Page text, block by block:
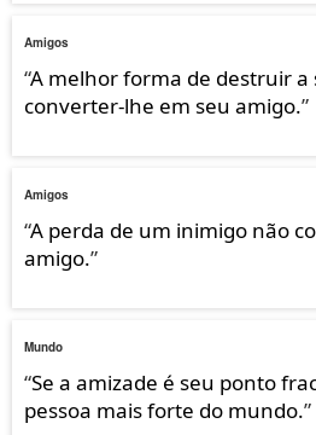
Amigos
“A melhor forma de destruir a
converter-lhe em seu amigo.”
Amigos
“A perda de um inimigo não
amigo.”
Mundo
“Se a amizade é seu ponto
pessoa mais forte do mundo.”